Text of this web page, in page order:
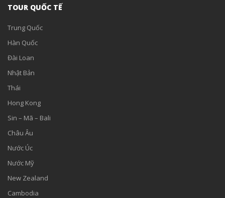
TOUR QUỐC TẾ
Trung Quốc
Hàn Quốc
Đài Loan
Nhật Bản
Thái
Hong Kong
Sin – Mã – Bali
Châu Âu
Nước Úc
Nước Mỹ
New Zealand
Cambodia